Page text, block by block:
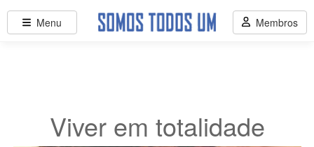
Viver em totalidade
Menu Membros